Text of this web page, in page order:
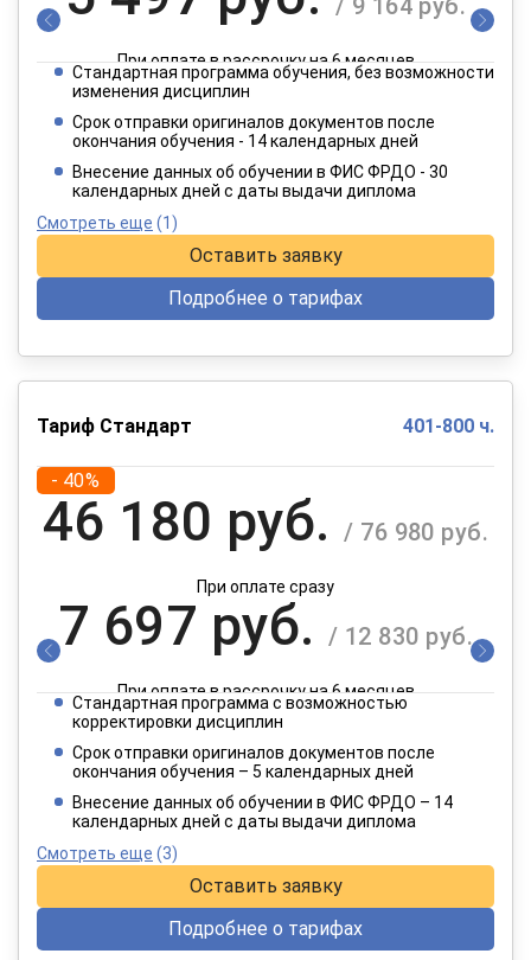
При оплате в рассрочку на 6 месяцев
2 749 руб.
При оплате в рассрочку на 12 месяцев
Стандартная программа обучения, без возможности
изменения дисциплин
Срок отправки оригиналов документов после
окончания обучения - 14 календарных дней
Внесение данных об обучении в ФИС ФРДО - 30
календарных дней с даты выдачи диплома
Смотреть еще (1)
Оставить заявку
Подробнее о тарифах
Тариф Стандарт 401-800 ч.
- 40%
46 180 руб. / 76 980 руб.
При оплате сразу
7 697 руб. / 12 830 руб.
При оплате в рассрочку на 6 месяцев
3 849 руб.
При оплате в рассрочку на 12 месяцев
Стандартная программа с возможностью
корректировки дисциплин
Срок отправки оригиналов документов после
окончания обучения – 5 календарных дней
Внесение данных об обучении в ФИС ФРДО – 14
календарных дней с даты выдачи диплома
Смотреть еще (3)
Оставить заявку
Подробнее о тарифах